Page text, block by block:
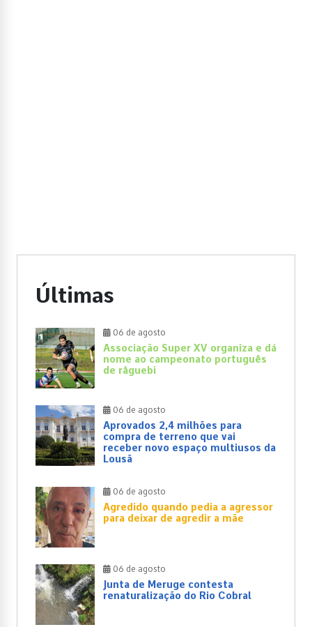
Últimas
06 de agosto
Associação Super XV organiza e dá
nome ao campeonato português
de râguebi
06 de agosto
Aprovados 2,4 milhões para
compra de terreno que vai
receber novo espaço multiusos da
Lousã
06 de agosto
Agredido quando pedia a agressor
para deixar de agredir a mãe
06 de agosto
Junta de Meruge contesta
renaturalização do Rio Cobral